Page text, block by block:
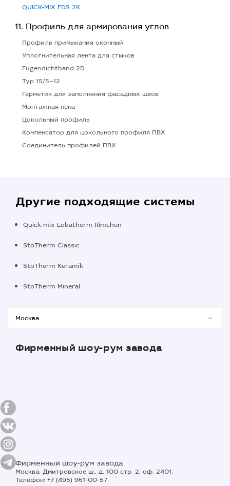
QUICK-MIX FDS 2K
Профиль для армирования углов
Профиль примыкания оконный
Уплотнительная лента для стыков
Fugendichtband 2D
Typ 15/5–12
Герметик для заполнения фасадных швов
Монтажная пена
Цокольный профиль
Компенсатор для цокольного профиля ПВХ
Соединитель профилей ПВХ
Другие подходящие системы
Quick-mix Lobatherm Rimchen
StoTherm Classic
StoTherm Keramik
StoTherm Mineral
Фирменный шоу-рум завода
Фирменный шоу-рум завода
Москва, Дмитровское ш., д. 100 стр. 2, оф. 2401.
Телефон: +7 (495) 961-00-57